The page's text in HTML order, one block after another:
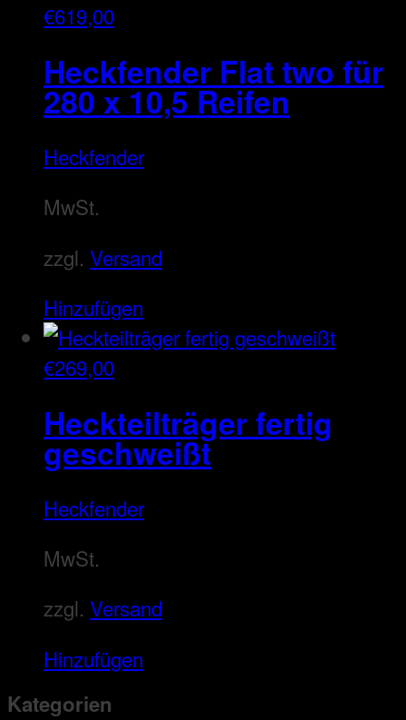
€619,00
Heckfender Flat two für
280 x 10,5 Reifen
Heckfender
MwSt.
zzgl. Versand
Hinzufügen
€269,00
Heckteilträger fertig
geschweißt
Heckfender
MwSt.
zzgl. Versand
Hinzufügen
Kategorien